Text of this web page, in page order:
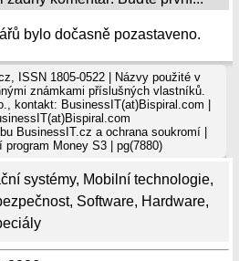
systémy, Mobilní technologie,
, Software, Hardware,
bylo dočasně pozastaveno.
ISSN 1805-0522 | Názvy použité v
známkami příslušných vlastníků.
kontakt: BusinessIT(at)Bispiral.com |
BusinessIT.cz a ochrana soukromí|
program Money S3 | pg(7880)